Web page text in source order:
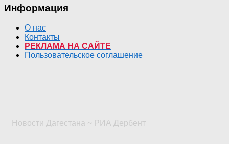
Информация
О нас
Контакты
РЕКЛАМА НА САЙТЕ
Пользовательское соглашение
Новости Дагестана ~ РИА Дербент